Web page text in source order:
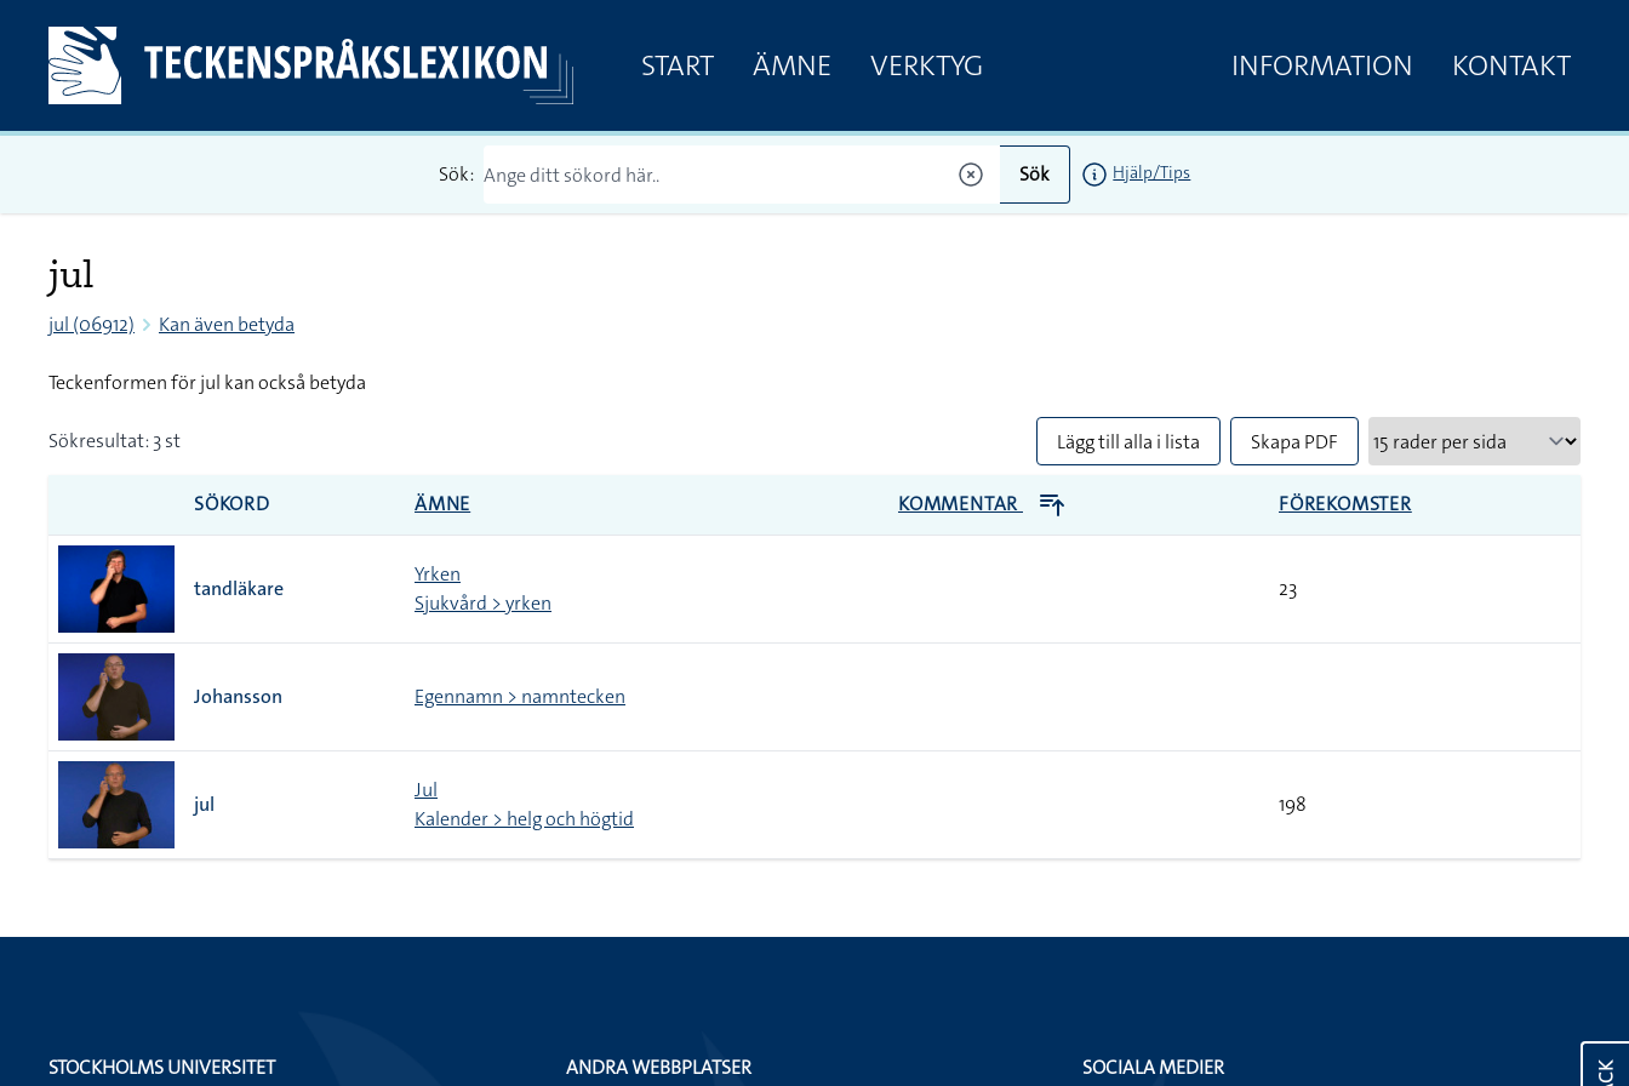
START ÄMNE VERKTYG INFORMATION KONTAKT
Sök: Sök Hjälp/Tips
jul
jul (06912) Kan även betyda
Teckenformen för jul kan också betyda
Sökresultat: 3 st Lägg till alla i lista Skapa PDF
SÖKORD ÄMNE KOMMENTAR FÖREKOMSTER
tandläkare
Yrken
Sjukvård > yrken
23
Johansson Egennamn > namntecken
jul
Jul
Kalender > helg och högtid
198
STOCKHOLMS UNIVERSITET
ANDRA WEBBPLATSER SOCIALA MEDIER